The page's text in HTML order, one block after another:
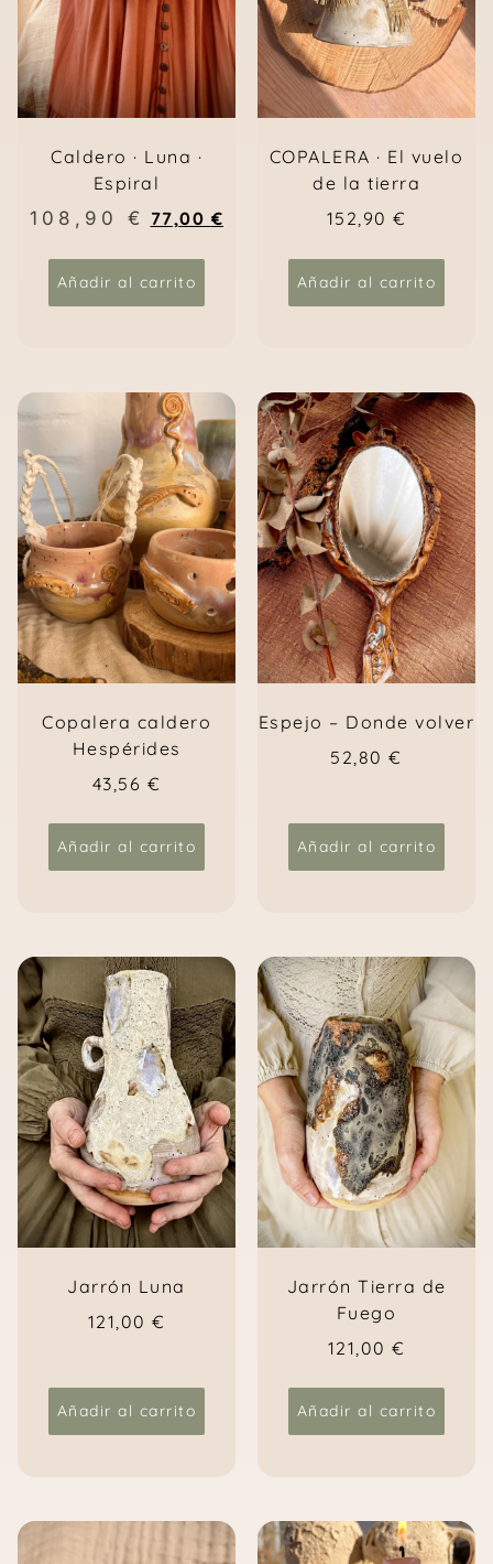
Caldero · Luna ·
Espiral
108,90 € 77,00 €
Añadir al carrito
COPALERA · El vuelo
de la tierra
152,90 €
Añadir al carrito
Copalera caldero
Hespérides
43,56 €
Añadir al carrito
Espejo – Donde volver
52,80€
Añadir al carrito
Jarrón Luna
121,00 €
Añadir al carrito
Jarrón Tierra de
Fuego
121,00 €
Añadir al carrito